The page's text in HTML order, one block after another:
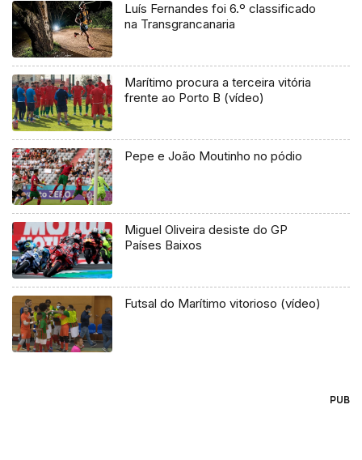
Luís Fernandes foi 6.º classificado
na Transgrancanaria
Marítimo procura a terceira vitória
frente ao Porto B (vídeo)
Pepe e João Moutinho no pódio
Miguel Oliveira desiste do GP
Países Baixos
Futsal do Marítimo vitorioso (vídeo)
PUB